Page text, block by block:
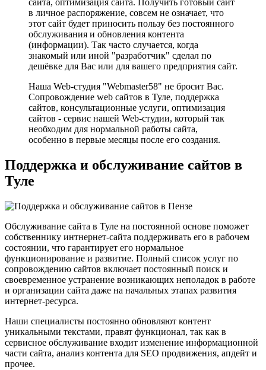
сайта, оптимизация сайта. Получить готовый сайт
в личное распоряжение, совсем не означает, что
этот сайт будет приносить пользу без постоянного
обслуживания и обновления контента
(информации). Так часто случается, когда
знакомый или иной "разработчик" сделал по
дешёвке для Вас или для вашего предприятия сайт.
Наша Web-студия "Webmaster58" не бросит Вас.
Сопровождение web сайтов в Туле, поддержка
сайтов, консультационные услуги, оптимизация
сайтов - сервис нашей Web-студии, который так
необходим для нормальной работы сайта,
особенно в первые месяцы после его создания.
Поддержка и обслуживание сайтов в
Туле
Обслуживание сайта в Туле на постоянной основе поможет
собственнику интнернет-сайта поддерживать его в рабочем
состоянии, что гарантирует его нормальное
функционирование и развитие. Полный список услуг по
сопровождению сайтов включает постоянный поиск и
своевременное устранение возникающих неполадок в работе
и организации сайта даже на начальных этапах развития
интернет-ресурса.
Наши специалисты постоянно обновляют контент
уникальными текстами, правят функционал, так как в
сервисное обслуживание входит изменение информационной
части сайта, анализ контента для SEO продвижения, апдейт и
прочее.